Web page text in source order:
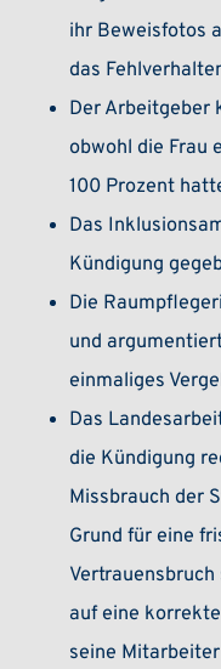
ihr Beweisfotos
das
Der Arbeitgeber
obwohl die Frau
100 Prozent
Das
Kündigung
Die
und
einmaliges
Das
die Kündigung
Missbrauch der
Grund für eine
auf eine
seine